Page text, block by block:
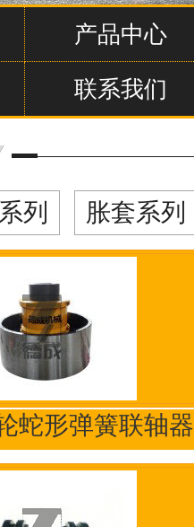
产品中心
联系我们
列 胀套系列
蛇形弹簧联轴器